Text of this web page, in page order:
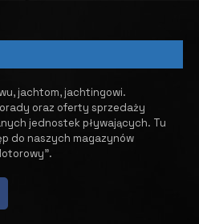
jachtom, jachtingowi.
oraz oferty sprzedaży
jednostek pływających. ​ Tu
do naszych magazynów